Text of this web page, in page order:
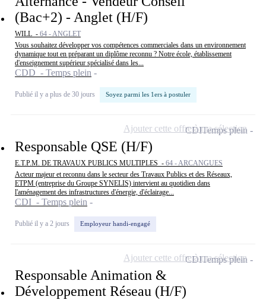
(Bac+2) - Anglet (H/F)
WILL - 64 - ANGLET
Vous souhaitez développer vos compétences commerciales dans un environnement
dynamique tout en préparant un diplôme reconnu ? Notre école, établissement
d'enseignement supérieur spécialisé dans les...
CDD - Temps plein
Publié il y a plus de 30 jours Soyez parmi les 1ers à postuler
Responsable QSE (H/F)
E.T.P.M. DE TRAVAUX PUBLICS MULTIPLES - 64 - ARCANGUES
Acteur majeur et reconnu dans le secteur des Travaux Publics et des Réseaux,
ETPM (entreprise du Groupe SYNELIS) intervient au quotidien dans
l'aménagement des infrastructures d'énergie, d'éclairage...
CDI - Temps plein
Publié il y a 2 jours Employeur handi-engagé
CDITemps plein
Ajouter cette offre à ma sélection
Responsable Animation &
Développement Réseau (H/F)
CDITemps plein
Ajouter cette offre à ma sélection